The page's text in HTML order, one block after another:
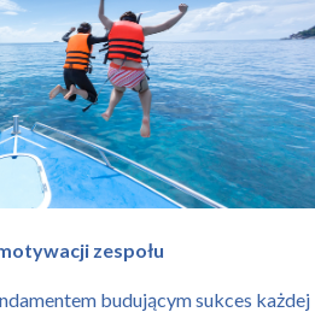
zespołu
budującym sukces każdej